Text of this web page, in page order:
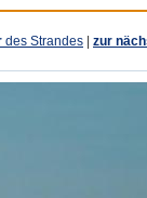
des Strandes zur